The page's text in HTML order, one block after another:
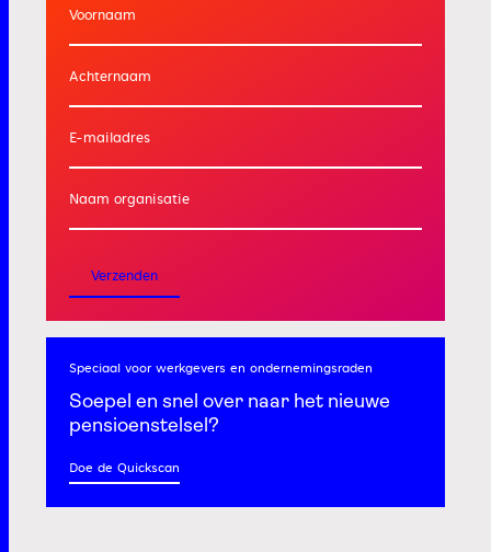
Voornaam
Achternaam
E-mailadres
Naam organisatie
Verzenden
Speciaal voor werkgevers en ondernemingsraden
Soepel en snel over naar het nieuwe
pensioenstelsel?
Doe de Quickscan